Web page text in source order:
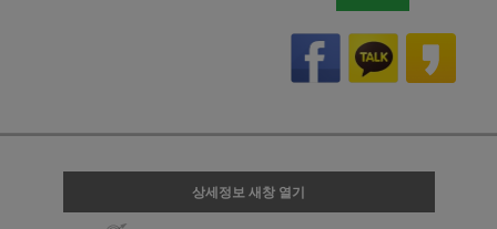
상세정보 새창 열기